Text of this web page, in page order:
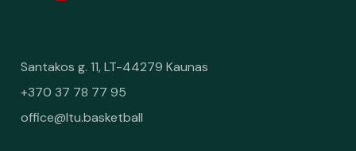
Santakos g. 11, LT-44279 Kaunas
+370 37 78 77 95
office@ltu.basketball